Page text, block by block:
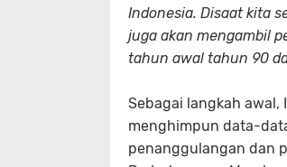
Indonesia. Disaat kita
juga akan mengambil
tahun awal tahun 90
Sebagai langkah awal,
menghimpun data-
penanggulangan dan